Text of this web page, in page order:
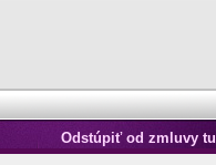
Odstúpiť od zmluvy tu